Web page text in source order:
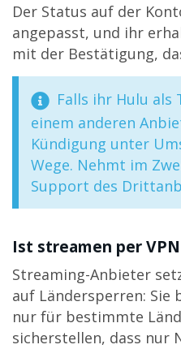
Der Status auf der
angepasst, und ihr
mit der Bestätigung,
Falls ihr Hulu als
einem anderen
Kündigung unter
Wege. Nehmt im
Support des
Ist streamen per
Streaming-Anbieter
auf Ländersperren: Sie
nur für bestimmte
sicherstellen, dass nur